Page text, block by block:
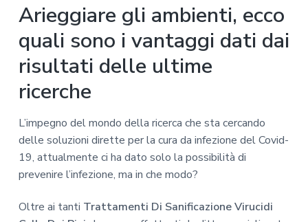
Arieggiare gli ambienti, ecco
quali sono i vantaggi dati dai
risultati delle ultime
ricerche
L’impegno del mondo della ricerca che sta cercando
delle soluzioni dirette per la cura da infezione del Covid-
19, attualmente ci ha dato solo la possibilità di
prevenire l’infezione, ma in che modo?
Oltre ai tanti Trattamenti Di Sanificazione Virucidi